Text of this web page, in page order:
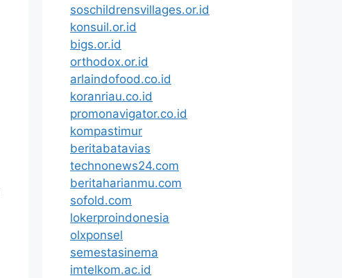
soschildrensvillages.or.id
konsuil.or.id
bigs.or.id
orthodox.or.id
arlaindofood.co.id
koranriau.co.id
promonavigator.co.id
kompastimur
beritabatavias
technonews24.com
beritaharianmu.com
sofold.com
lokerproindonesia
olxponsel
semestasinema
imtelkom.ac.id